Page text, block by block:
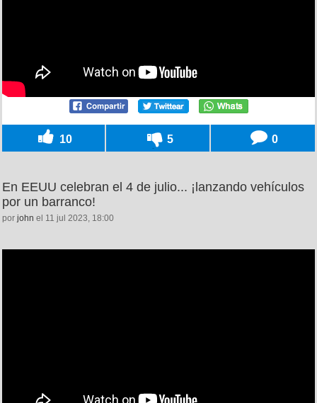
10 5 0
En EEUU celebran el 4 de julio... ¡lanzando vehículos
por un barranco!
por john el 11 jul 2023, 18:00